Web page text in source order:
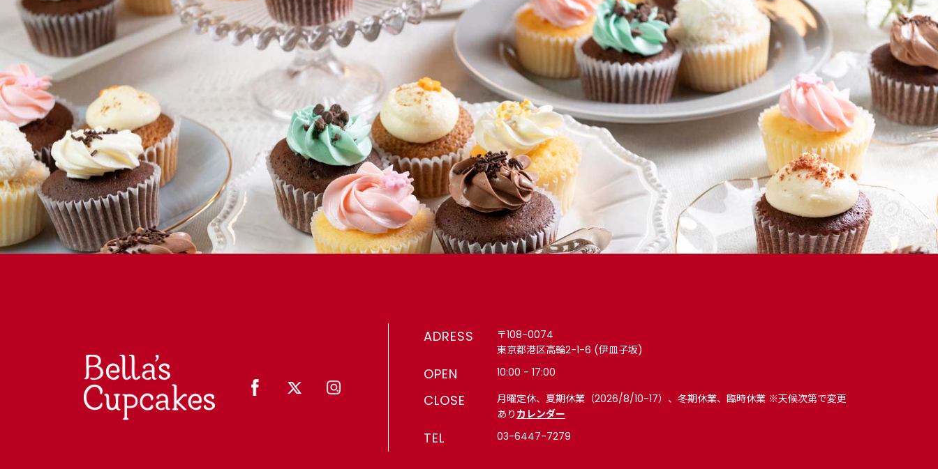
ADRESS
〒108-0074
東京都港区高輪2-1-6 (伊皿子坂)
OPEN 10:00 - 17:00
CLOSE
月曜定休、夏期休業（2026/8/10-17）、冬期休業、臨時休業 ※天候次第で変更
あり カレンダー
TEL 03-6447-7279